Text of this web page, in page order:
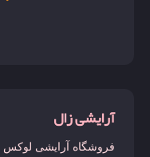
آرایشی زال
فروشگاه آرایشی لوکس